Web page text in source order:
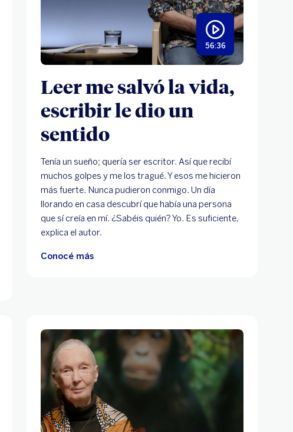
56:36
Leer me salvó la vida,
escribir le dio un
sentido
Tenía un sueño; quería ser escritor. Así que recibí
muchos golpes y me los tragué. Y esos me hicieron
más fuerte. Nunca pudieron conmigo. Un día
llorando en casa descubrí que había una persona
que sí creía en mí. ¿Sabéis quién? Yo. Es suficiente,
explica el autor.
Conocé más